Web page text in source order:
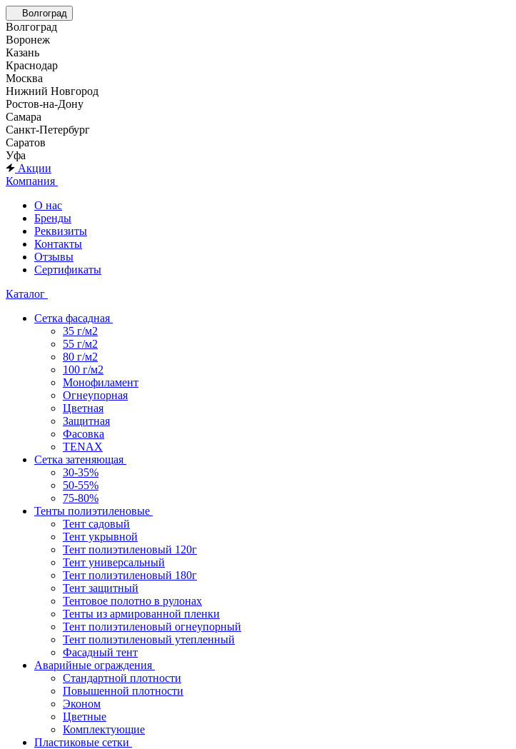
Волгоград
Волгоград
Воронеж
Казань
Краснодар
Москва
Нижний Новгород
Ростов-на-Дону
Самара
Санкт-Петербург
Саратов
Уфа
Акции
Компания
О нас
Бренды
Реквизиты
Контакты
Отзывы
Сертификаты
Каталог
Сетка фасадная
35 г/м2
55 г/м2
80 г/м2
100 г/м2
Монофиламент
Огнеупорная
Цветная
Защитная
Фасовка
TENAX
Сетка затеняющая
30-35%
50-55%
75-80%
Тенты полиэтиленовые
Тент садовый
Тент укрывной
Тент полиэтиленовый 120г
Тент универсальный
Тент полиэтиленовый 180г
Тент защитный
Тентовое полотно в рулонах
Тенты из армированной пленки
Тент полиэтиленовый огнеупорный
Тент полиэтиленовый утепленный
Фасадный тент
Аварийные ограждения
Стандартной плотности
Повышенной плотности
Эконом
Цветные
Комплектующие
Пластиковые сетки